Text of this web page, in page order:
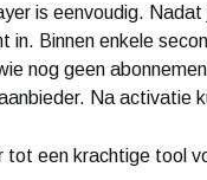
is eenvoudig.
in. Binnen enkele
nog geen
Na activatie
een krachtige tool